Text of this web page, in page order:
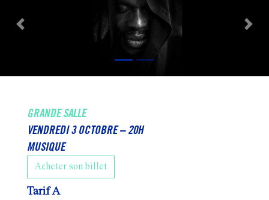
Previous Next
GRANDE SALLE
VENDREDI 3 OCTOBRE – 20H
MUSIQUE
Acheter son billet
Tarif A